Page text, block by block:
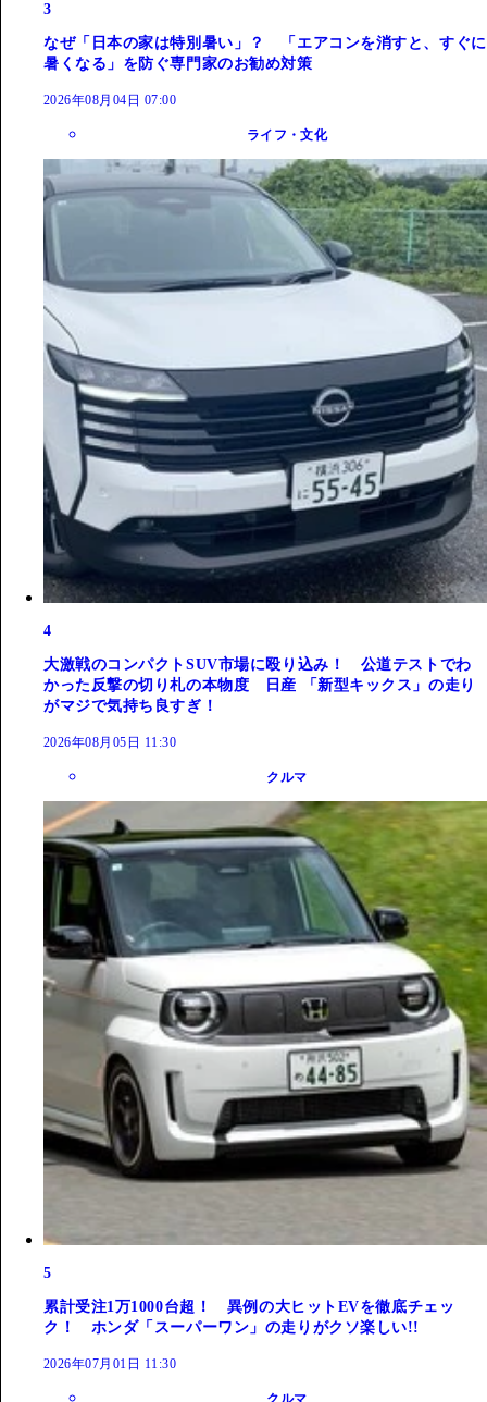
3
なぜ「日本の家は特別暑い」？ 「エアコンを消すと、すぐに
暑くなる」を防ぐ専門家のお勧め対策
2026年08月04日 07:00
ライフ・文化
4
大激戦のコンパクトSUV市場に殴り込み！ 公道テストでわ
かった反撃の切り札の本物度 日産 「新型キックス」の走り
がマジで気持ち良すぎ！
2026年08月05日 11:30
クルマ
5
累計受注1万1000台超！ 異例の大ヒットEVを徹底チェッ
ク！ ホンダ「スーパーワン」の走りがクソ楽しい!!
2026年07月01日 11:30
クルマ